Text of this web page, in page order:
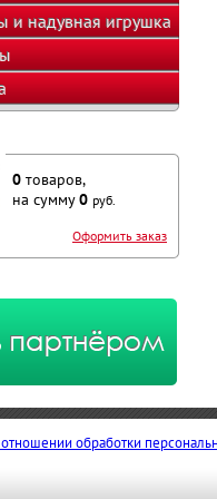
и надувная игрушка
0 товаров,
на сумму0 руб.
Оформить заказ
обработки